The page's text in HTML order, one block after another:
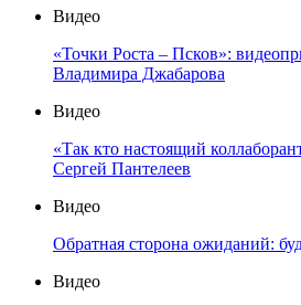
Видео
«Точки Роста – Псков»:
Владимира Джабарова
Видео
«Так кто настоящий
Сергей Пантелеев
Видео
Обратная сторона ожиданий:
Видео